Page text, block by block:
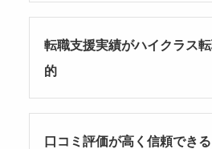
転職支援実績がハイクラス
的
口コミ評価が高く信頼できる